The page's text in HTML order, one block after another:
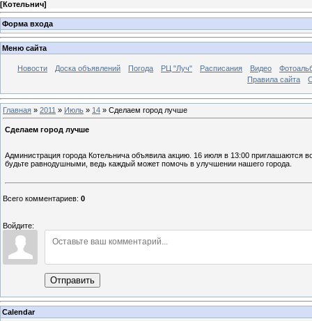
[Котельнич]
Форма входа
Меню сайта
Новости Доска объявлений Погода РЦ "Луч" Расписания Видео
Правила сайта
Главная » 2011 » Июль » 14 » Сделаем город лучше
Сделаем город лучше
Администрация города Котельнича объявила акцию. 16 июля в 13:00 приглашаются
будьте равнодушными, ведь каждый может помочь в улучшении нашего города.
Всего комментариев: 0
Войдите:
Отправить
Calendar